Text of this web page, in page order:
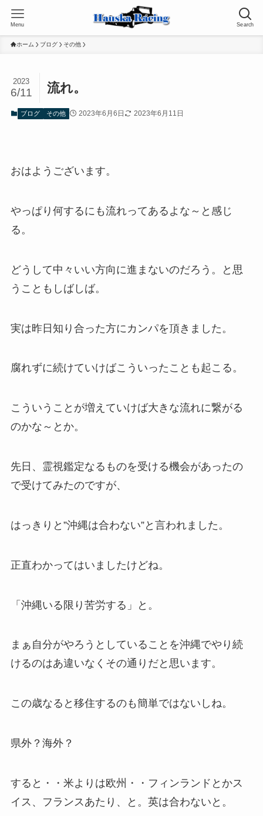
Search
Menu
ホーム ブログ その他
流れ。
2023
6/11
ブログ その他 2023年6月6日 2023年6月11日
おはようございます。
やっぱり何するにも流れってあるよな～と感じ
る。
どうして中々いい方向に進まないのだろう。と思
うこともしばしば。
実は昨日知り合った方にカンパを頂きました。
腐れずに続けていけばこういったことも起こる。
こういうことが増えていけば大きな流れに繋がる
のかな～とか。
先日、霊視鑑定なるものを受ける機会があったの
で受けてみたのですが、
はっきりと”沖縄は合わない”と言われました。
正直わかってはいましたけどね。
「沖縄いる限り苦労する」と。
まぁ自分がやろうとしていることを沖縄でやり続
けるのはあ違いなくその通りだと思います。
この歳なると移住するのも簡単ではないしね。
県外？海外？
すると・・米よりは欧州・・フィンランドとかス
イス、フランスあたり、と。英は合わないと。